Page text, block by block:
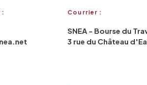
: Courrier :
SNEA - Bourse du
3 rue du Château